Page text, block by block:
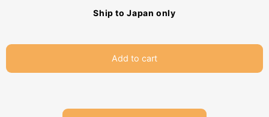
Ship to Japan only
Add to cart